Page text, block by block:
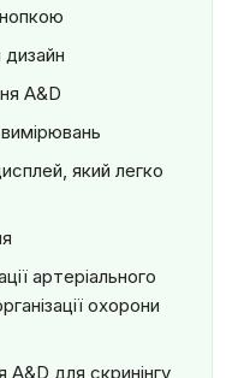
A&D
який легко
артеріального
охорони
A&D для скринінгу